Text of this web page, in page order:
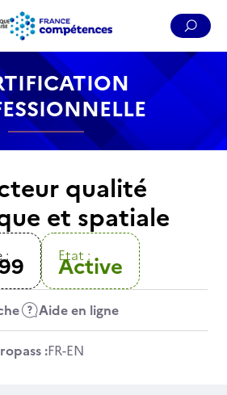
Menu Pied de page
navigation
qualité
et spatiale
: Etat :
Active
Aide en ligne
:FR-EN